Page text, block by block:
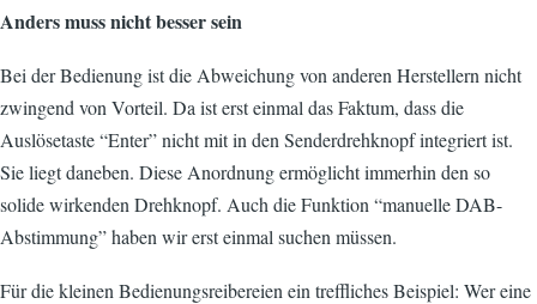
Anders muss nicht besser sein
Bei der Bedienung ist die Abweichung von anderen Herstellern nicht
zwingend von Vorteil. Da ist erst einmal das Faktum, dass die
Auslösetaste “Enter” nicht mit in den Senderdrehknopf integriert ist.
Sie liegt daneben. Diese Anordnung ermöglicht immerhin den so
solide wirkenden Drehknopf. Auch die Funktion “manuelle DAB-
Abstimmung” haben wir erst einmal suchen müssen.
Für die kleinen Bedienungsreibereien ein treffliches Beispiel: Wer eine